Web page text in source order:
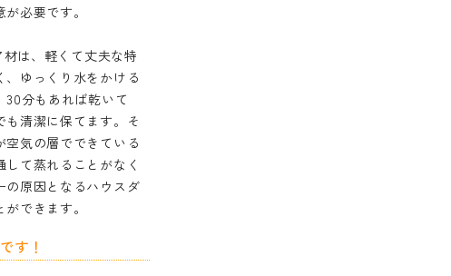
必要です。
材は、軽くて丈夫な特
ゆっくり水をかける
30分もあれば乾いて
も清潔に保てます。そ
空気の層でできている
て蒸れることがなく
の原因となるハウスダ
できます。
す！